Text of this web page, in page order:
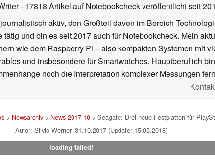
- 17818 Artikel auf Notebookcheck veröffentlichtseit
aktiv, den Großteil davon im Bereich
tätig und bin es seit 2017 auch für Notebookcheck. Mein
wie dem Raspberry Pi – also kompakten Systemen mit
und insbesondere für Smartwatches. Hauptberuflich
noch die Interpretation komplexer Messungen
> Newsarchiv> News 2017-10> Seagate: Drei neue Festplatten für
Autor: Silvio Werner, 31.10.2017 (Update: 15.05.2018)
loading failed!